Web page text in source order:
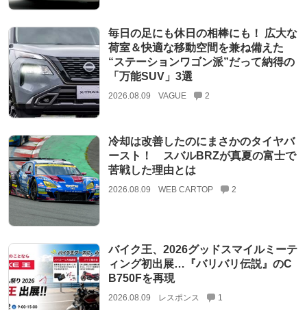
毎日の足にも休日の相棒にも！ 広大な
荷室＆快適な移動空間を兼ね備えた
“ステーションワゴン派”だって納得の
「万能SUV」3選
2026.08.09 VAGUE 2
冷却は改善したのにまさかのタイヤバ
ースト！ スバルBRZが真夏の富士で
苦戦した理由とは
2026.08.09 WEB CARTOP 2
バイク王、2026グッドスマイルミーテ
ィング初出展…『バリバリ伝説』のC
B750Fを再現
2026.08.09 レスポンス 1